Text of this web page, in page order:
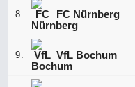
Liga
Națiunilor
8. FC Nürnberg
9. VfL Bochum